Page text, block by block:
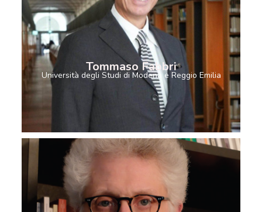
Tommaso Fabbri
Università degli Studi di Modena e Reggio Emilia